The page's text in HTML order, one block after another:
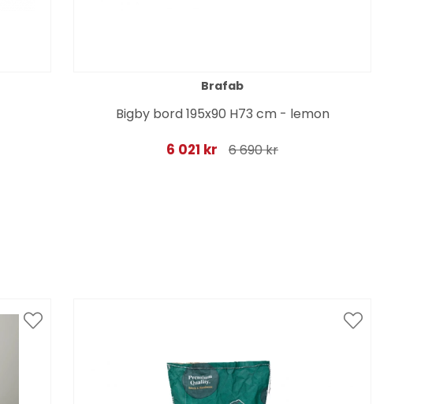
Brafab
Bigby bord 195x90 H73 cm - lemon
6 021 kr 6 690 kr